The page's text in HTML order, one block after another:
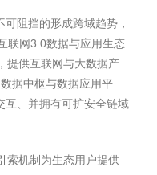
阻挡的形成跨域趋势，
联网3.0数据与应用生态
提供互联网与大数据产
数据中枢与数据应用平
互、并拥有可扩安全链域
索机制为生态用户提供